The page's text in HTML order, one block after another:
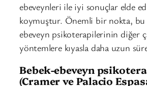
ebeveynleri ile iyi sonuçlar elde
koymuştur. Önemli bir nokta, bu
ebeveyn psikoterapilerinin diğer
yöntemlere kıyasla daha uzun
Bebek-ebeveyn
(Cramer ve Palacio